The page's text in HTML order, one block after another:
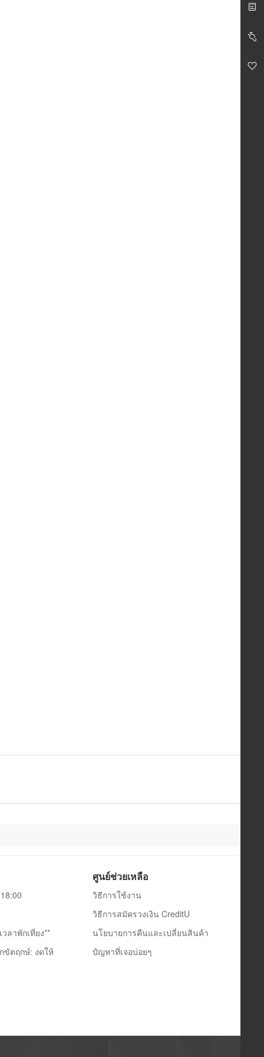
ลาพักเที่ยง**
ขัตฤกษ์: งดให้
ศูนย์ช่วยเหลือ
วิธีการใช้งาน
วิธีการสมัครวงเงิน CreditU
นโยบายการคืนและเปลี่ยนสินค้า
ปํญหาที่เจอบ่อยๆ